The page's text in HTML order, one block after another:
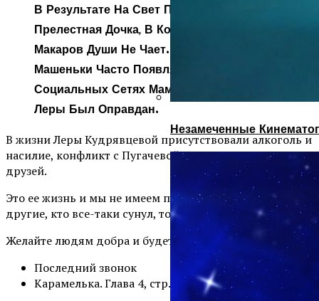
Незамеченные
В Результате На Свет Появилась
Прелестная Дочка, В Которой Игорь
Макаров Души Не Чает. Фотографии
Машеньки Часто Появляются В
Социальных Сетях Мамы И Папы. Риск
Леры Был Оправдан.
В жизни Леры Кудрявцевой присутствовали алкоголь и
насилие, конфликт с Пугачевой и предательство
друзей.
Это ее жизнь и мы не имеем право совать туда нос.А
другие, кто все-таки сунул, то они свое получат.
Желайте людям добра и будет вам счастье!
Последний звонок
Карамелька. Глава 4, стр.1